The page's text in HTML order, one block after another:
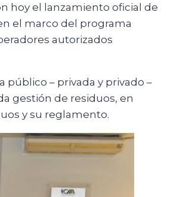
hoy el lanzamiento oficial de
el marco del programa
autorizados
– privada y privado –
gestión de residuos, en
y su reglamento.